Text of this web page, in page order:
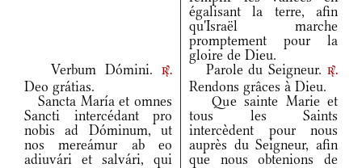
égalisant la terre, afin
qu'Israël marche
promptement pour la
gloire de Dieu.
Verbum Dómini.
r.
Deo grátias.
Parole du Seigneur. r.
Rendons grâces à Dieu.
Sancta María et omnes
Sancti intercédant pro
nobis ad Dóminum, ut
nos mereámur ab eo
adiuvári et salvári, qui
Que sainte Marie et
tous les Saints
intercèdent pour nous
auprès du Seigneur, afin
que nous obtenions de